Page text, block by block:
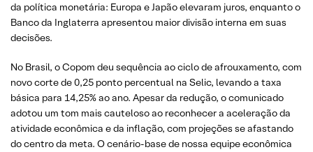
da política monetária: Europa e Japão elevaram juros, enquanto o
Banco da Inglaterra apresentou maior divisão interna em suas
decisões.
No Brasil, o Copom deu sequência ao ciclo de afrouxamento, com
novo corte de 0,25 ponto percentual na Selic, levando a taxa
básica para 14,25% ao ano. Apesar da redução, o comunicado
adotou um tom mais cauteloso ao reconhecer a aceleração da
atividade econômica e da inflação, com projeções se afastando
do centro da meta. O cenário-base de nossa equipe econômica